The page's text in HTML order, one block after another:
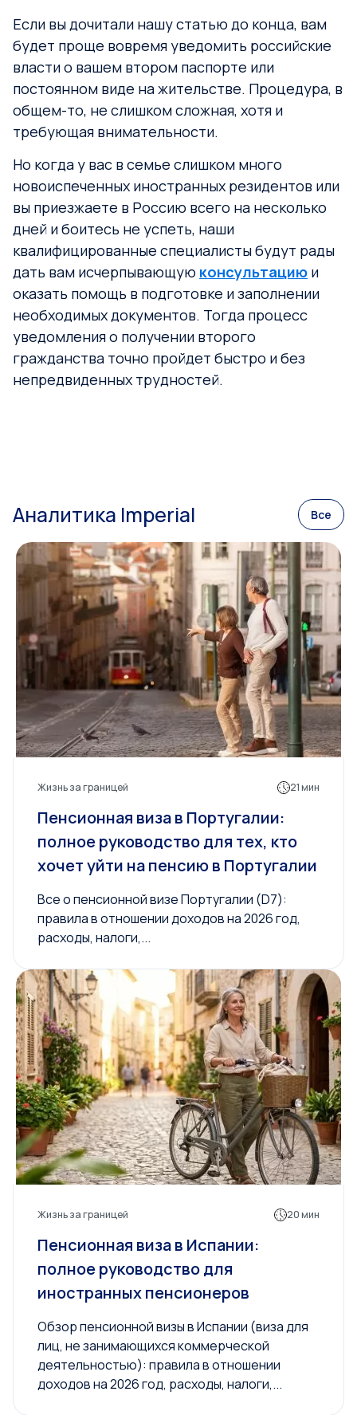
Если вы дочитали нашу статью до конца, вам
будет проще вовремя уведомить российские
власти о вашем втором паспорте или
постоянном виде на жительстве. Процедура, в
общем-то, не слишком сложная, хотя и
требующая внимательности.
Но когда у вас в семье слишком много
новоиспеченных иностранных резидентов или
вы приезжаете в Россию всего на несколько
дней и боитесь не успеть, наши
квалифицированные специалисты будут рады
дать вам исчерпывающую консультацию и
оказать помощь в подготовке и заполнении
необходимых документов. Тогда процесс
уведомления о получении второго
гражданства точно пройдет быстро и без
непредвиденных трудностей.
Аналитика Imperial Все
Жизнь за границей 21 мин
Пенсионная виза в Португалии:
полное руководство для тех, кто
хочет уйти на пенсию в Португалии
Все о пенсионной визе Португалии (D7):
правила в отношении доходов на 2026 год,
расходы, налоги,...
Жизнь за границей 20 мин
Пенсионная виза в Испании:
полное руководство для
иностранных пенсионеров
Обзор пенсионной визы в Испании (виза для
лиц, не занимающихся коммерческой
деятельностью): правила в отношении
доходов на 2026 год, расходы, налоги,...